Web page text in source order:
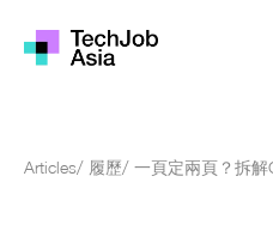
Articles/ 履歷/ 一頁定兩頁？拆